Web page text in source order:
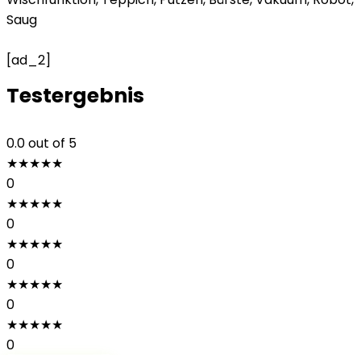
Saug
[ad_2]
Testergebnis
0.0out of 5
★★★★★
0
★★★★★
0
★★★★★
0
★★★★★
0
★★★★★
0